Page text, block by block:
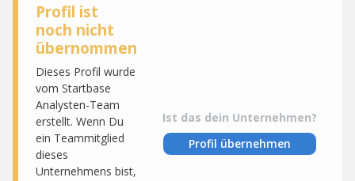
Profil ist
noch nicht
übernommen
Dieses Profil wurde
vom Startbase
Analysten-Team
erstellt. Wenn Du
ein Teammitglied
dieses
Unternehmens bist,
Ist das dein Unternehmen?
Profil übernehmen